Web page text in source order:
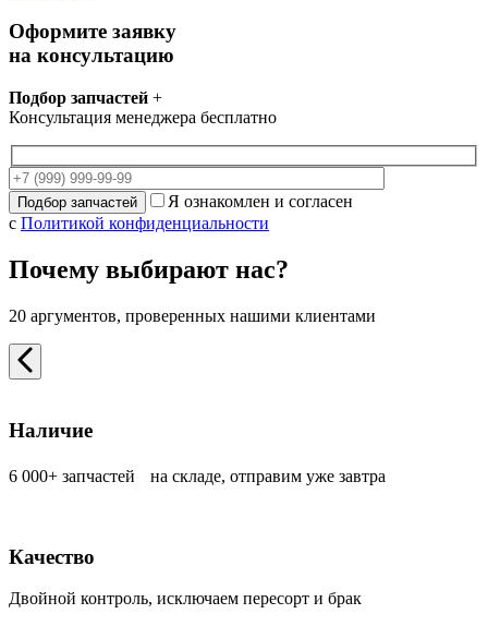
Оформите заявку
на консультацию
Подбор запчастей +
Консультация менеджера бесплатно
Я ознакомлен и согласен
с Политикой конфиденциальности
Почему выбирают нас?
20 аргументов, проверенных нашими клиентами
Наличие
6 000+ запчастей на складе, отправим уже завтра
Качество
Двойной контроль, исключаем пересорт и брак